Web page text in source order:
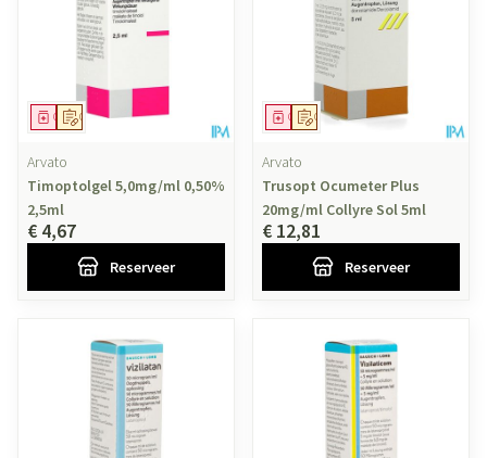
Op voorschrift
Geneesmiddel
Arvato
Timoptolgel 5,0mg/ml 0,50%
2,5ml
€ 4,67
Reserveer
Op voorschrift
Geneesmiddel
Arvato
Trusopt Ocumeter Plus
20mg/ml Collyre Sol 5ml
€ 12,81
Reserveer